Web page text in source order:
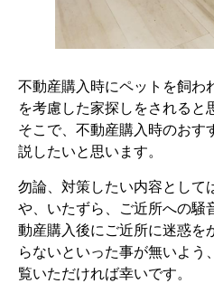
不動産購入時にペットを飼わ
を考慮した家探しをされると
そこで、不動産購入時のおす
説したいと思います。
勿論、対策したい内容として
や、いたずら、ご近所への騒
動産購入後にご近所に迷惑を
らないといった事が無いよう
覧いただければ幸いです。